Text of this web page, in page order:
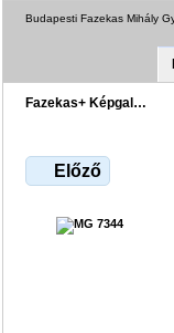
Budapesti Fazekas Mihály
Fazekas+ Képgal…
Előző